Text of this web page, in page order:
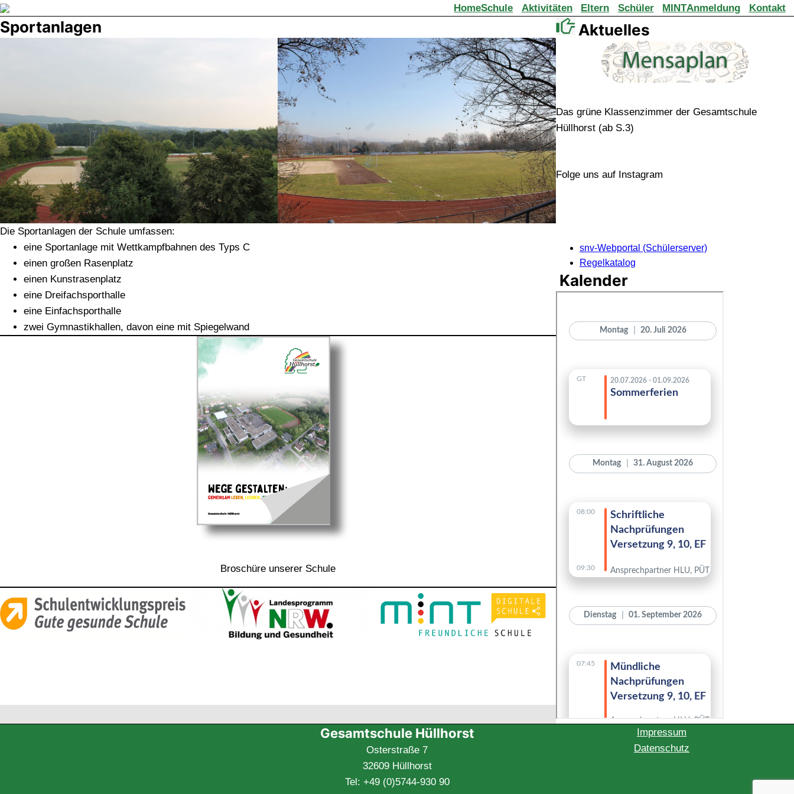
Direkt
zum
Inhalt
HomeSchule Aktivitäten Eltern Schüler MINTAnmeldung Kontakt
Sportanlagen
Die Sportanlagen der Schule umfassen:
eine Sportanlage mit Wettkampfbahnen des Typs C
einen großen Rasenplatz
einen Kunstrasenplatz
eine Dreifachsporthalle
eine Einfachsporthalle
zwei Gymnastikhallen, davon eine mit Spiegelwand
Broschüre unserer Schule
Aktuelles
Das grüne Klassenzimmer der Gesamtschule
Hüllhorst (ab S.3)
Folge uns auf Instagram
snv-Webportal (Schülerserver)
Regelkatalog
Kalender
Gesamtschule Hüllhorst
Osterstraße 7
32609 Hüllhorst
Tel: +49 (0)5744-930 90
Impressum
Datenschutz